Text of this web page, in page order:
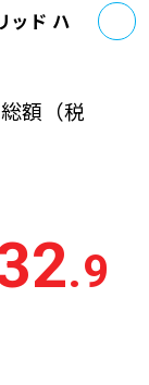
ッド ハ
額 （税
.9